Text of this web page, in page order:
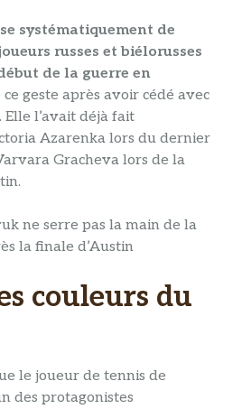
systématiquement de
russes et biélorusses
de la guerre en
geste après avoir cédé avec
l’avait déjà fait
Azarenka lors du dernier
Gracheva lors de la
ne serre pas la main de la
la finale d’Austin
couleurs du
le joueur de tennis de
des protagonistes